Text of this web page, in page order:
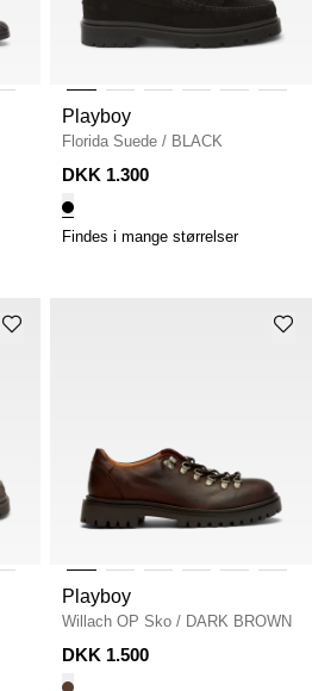
Playboy
Florida Suede / BLACK
DKK 1.300
Findes i mange størrelser
Playboy
Willach OP Sko / DARK BROWN
DKK 1.500